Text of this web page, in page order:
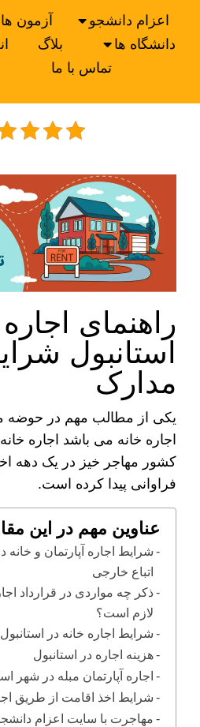
اعزام دانشجو
آزمون ها
دانشگاه ها
بلاگ
تماس با ما
راهنمای اجاره
استانبول
مدارک ​​
یکی از مطالب مهم در حوضه
اجاره خانه می باشد اجاره
کشور مهاجر خیز در یک دهه
فراوانی پیدا کرده است.
عناوین مهم در این
شرایط اجاره آپارتمان و خانه
اتباع خارجی
ذکر چه مواردی در قرارداد
لازم است؟
شرایط اجاره خانه در استانبول
هزینه اجاره در استانبول
اجاره آپارتمان مبله در شهر
شرایط اخذ اقامت از طریق
مهاجرت با سایت اعزام